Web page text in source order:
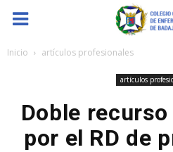
Coenfeba
Inicio artículos profesionales
artículos
Doble
por el RD de